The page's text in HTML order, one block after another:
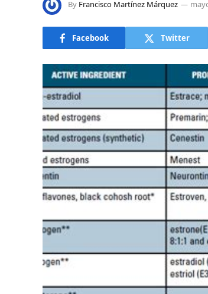
By Francisco Martínez Márquez
Facebook Twitter